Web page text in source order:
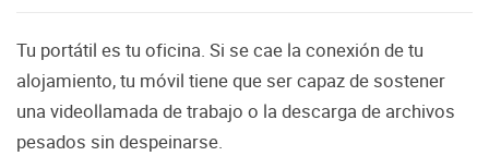
Tu portátil es tu oficina. Si se cae la conexión de tu
alojamiento, tu móvil tiene que ser capaz de sostener
una videollamada de trabajo o la descarga de archivos
pesados sin despeinarse.